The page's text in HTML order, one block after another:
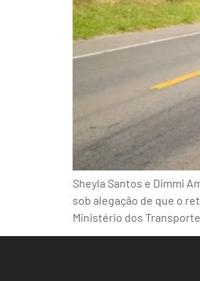
Sheyla Santos e Dimmi
sob alegação de que o
Ministério dos